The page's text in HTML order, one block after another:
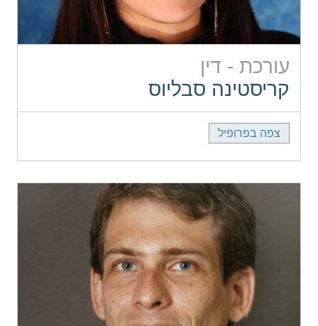
עורכת - דין
קריסטינה סבליוס
צפה בפרופיל